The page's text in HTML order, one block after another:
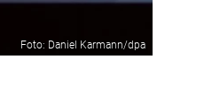
Foto: Daniel Karmann/dpa